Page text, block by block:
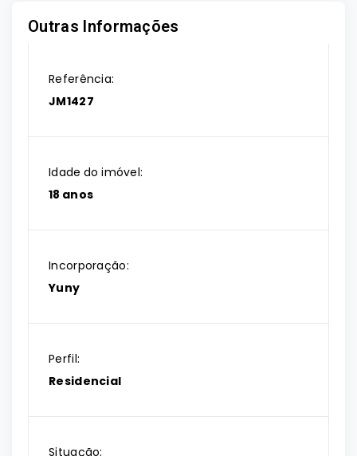
Outras Informações
Referência:
JM1427
Idade do imóvel:
18 anos
Incorporação:
Yuny
Perfil:
Residencial
Situação: